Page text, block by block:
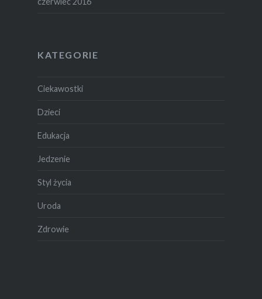
KATEGORIE
Ciekawostki
Dzieci
Edukacja
Jedzenie
Styl życia
Uroda
Zdrowie